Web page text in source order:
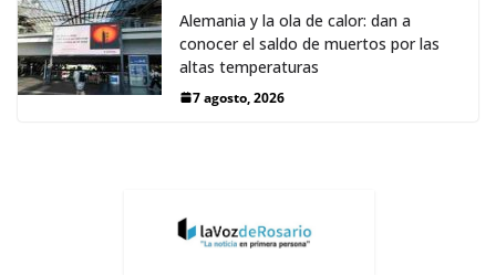
Alemania y la ola de calor: dan a
conocer el saldo de muertos por las
altas temperaturas
7 agosto, 2026